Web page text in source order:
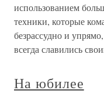
использованием
техники, которые
безрассудно и
всегда славились
На юбилее